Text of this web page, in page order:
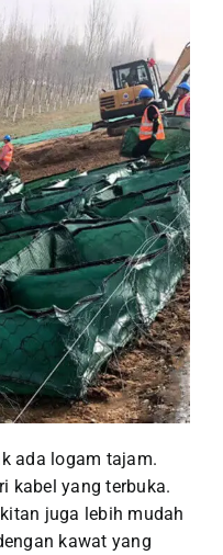
ada logam tajam.
kabel yang terbuka.
juga lebih mudah
kawat yang